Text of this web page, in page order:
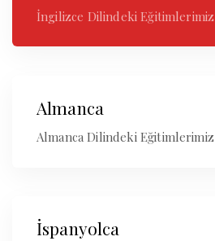
contentİngilizce Dilindeki Eğitimlerimiz
Almanca
Almanca Dilindeki Eğitimlerimiz
İspanyolca